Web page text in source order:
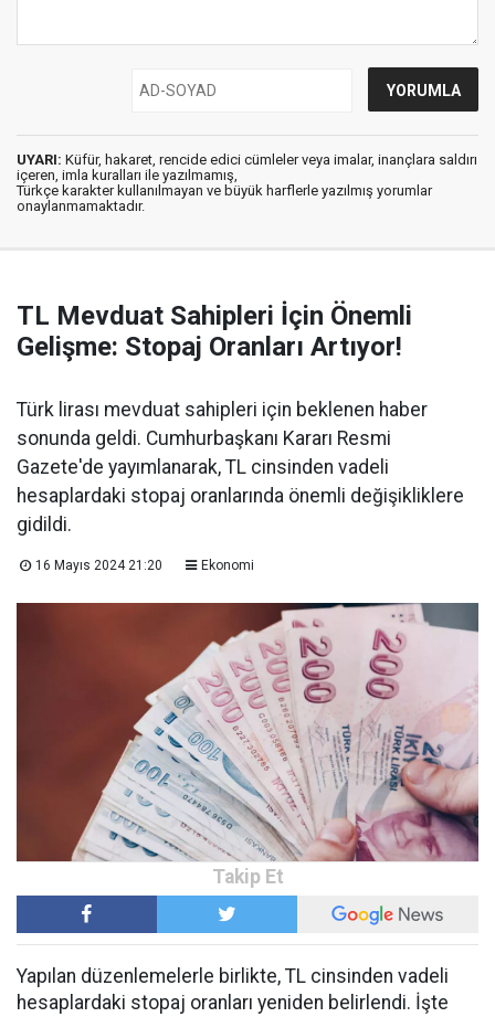
UYARI: Küfür, hakaret, rencide edici cümleler veya imalar, inançlara saldırı
içeren, imla kuralları ile yazılmamış,
Türkçe karakter kullanılmayan ve büyük harflerle yazılmış yorumlar
onaylanmamaktadır.
TL Mevduat Sahipleri İçin Önemli
Gelişme: Stopaj Oranları Artıyor!
Türk lirası mevduat sahipleri için beklenen haber
sonunda geldi. Cumhurbaşkanı Kararı Resmi
Gazete'de yayımlanarak, TL cinsinden vadeli
hesaplardaki stopaj oranlarında önemli değişikliklere
gidildi.
16 Mayıs 2024 21:20 Ekonomi
Yapılan düzenlemelerle birlikte, TL cinsinden vadeli
hesaplardaki stopaj oranları yeniden belirlendi. İşte